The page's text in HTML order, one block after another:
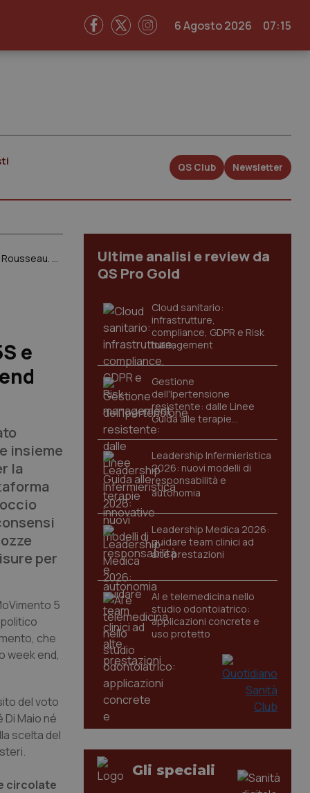
6 Agosto 2026 07:15
QS Club Newsletter
Ecco il contratto definitivo del “Governo di cambiamento” tra M5S e Lega. Oggi il voto sulla piattaforma Rousseau. Pronti per il weekend 1.000 gazebo della Lega
e
insieme
la
per
5
che
week end,
del voto
Maio né
scelta del
circolate
Ultime analisi e review da
QS Pro Gold
Cloud sanitario:
infrastrutture,
compliance, GDPR e Risk
management
Gestione
dell'Ipertensione
resistente: dalle Linee
Guida alle terapie
innovative
Leadership Infermieristica
2026: nuovi modelli di
responsabilità e
autonomia
Leadership Medica 2026:
guidare team clinici ad
alte prestazioni
AI e telemedicina nello
studio odontoiatrico:
applicazioni concrete e
uso protetto
Gli speciali